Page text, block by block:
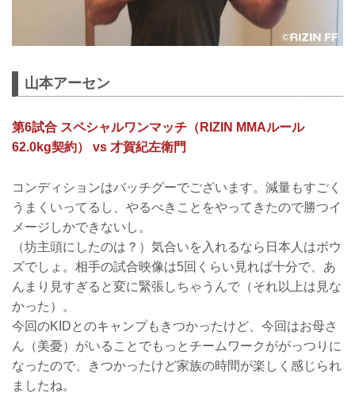
山本アーセン
第6試合 スペシャルワンマッチ（RIZIN MMAルール
62.0kg契約） vs 才賀紀左衛門
コンディションはバッチグーでございます。減量もすごく
うまくいってるし、やるべきことをやってきたので勝つイ
メージしかできないし。
（坊主頭にしたのは？）気合いを入れるなら日本人はボウ
ズでしょ。相手の試合映像は5回くらい見れば十分で、あ
んまり見すぎると変に緊張しちゃうんで（それ以上は見な
かった）。
今回のKIDとのキャンプもきつかったけど、今回はお母さ
ん（美憂）がいることでもっとチームワークががっつりに
なったので、きつかったけど家族の時間が楽しく感じられ
ましたね。